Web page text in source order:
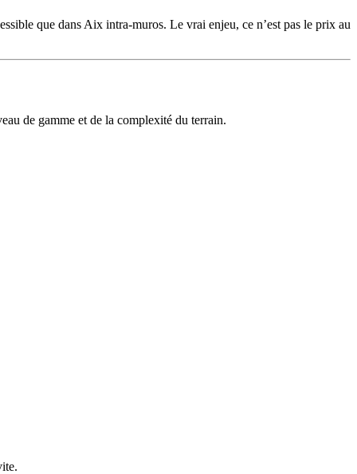
que dans Aix intra-muros. Le vrai enjeu, ce n’est pas le prix au
de gamme et de la complexité du terrain.